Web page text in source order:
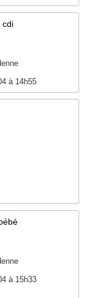
cdi
à 14h55
à 15h33